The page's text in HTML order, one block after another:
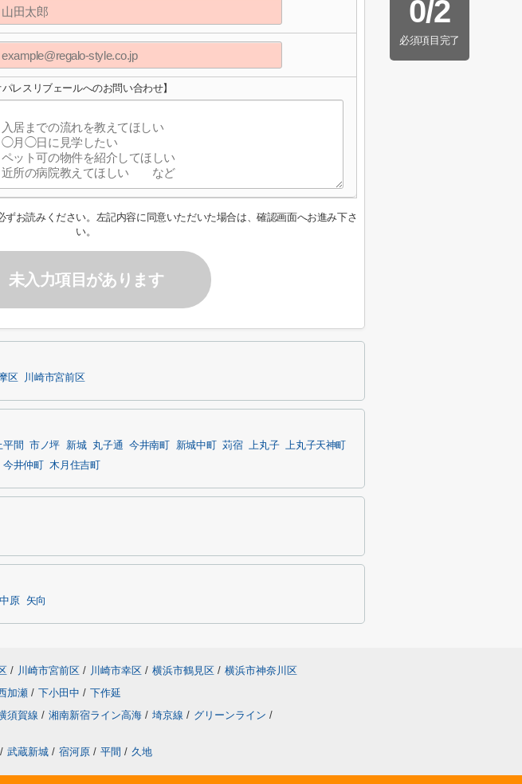
0/2
必須項目完了
パレスリブェールへのお問い合わせ】
ずお読みください。左記内容に同意いただいた場合は、確認画面へお進み下さ
い。
未入力項目があります
区 川崎市宮前区
平間 市ノ坪 新城 丸子通 今井南町 新城中町 苅宿 上丸子 上丸子天神町
今井仲町 木月住吉町
原 矢向
/ 川崎市宮前区 / 川崎市幸区 / 横浜市鶴見区 / 横浜市神奈川区
加瀬 / 下小田中 / 下作延
須賀線 / 湘南新宿ライン高海 / 埼京線 / グリーンライン /
/ 武蔵新城 / 宿河原 / 平間 / 久地